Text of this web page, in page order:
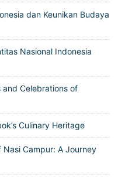
dan Keunikan Budaya
Nasional Indonesia
and Celebrations of
Culinary Heritage
Nasi Campur: A Journey